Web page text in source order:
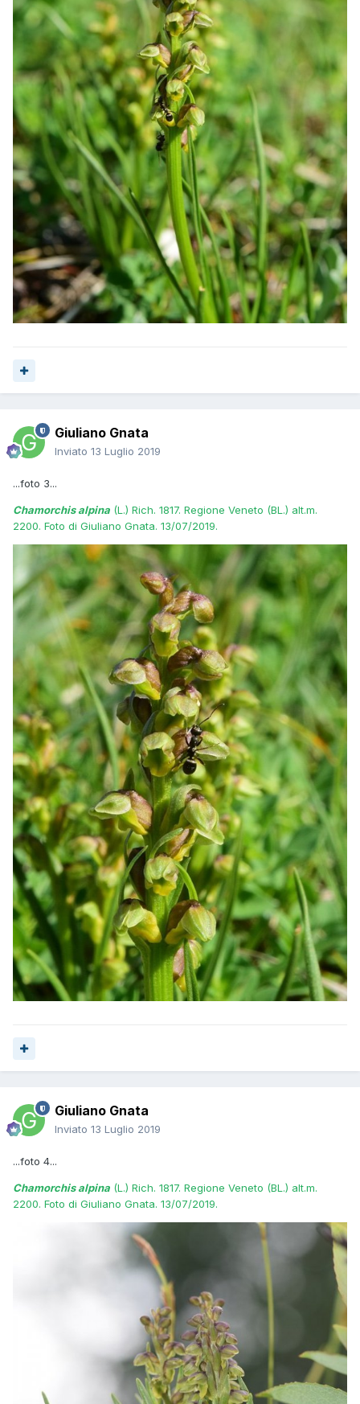
Giuliano Gnata
Inviato 13 Luglio 2019
...foto 3...
Chamorchis alpina (L.) Rich. 1817. Regione Veneto (BL.) alt.m.
2200. Foto di Giuliano Gnata. 13/07/2019.
Giuliano Gnata
Inviato 13 Luglio 2019
...foto 4...
Chamorchis alpina (L.) Rich. 1817. Regione Veneto (BL.) alt.m.
2200. Foto di Giuliano Gnata. 13/07/2019.